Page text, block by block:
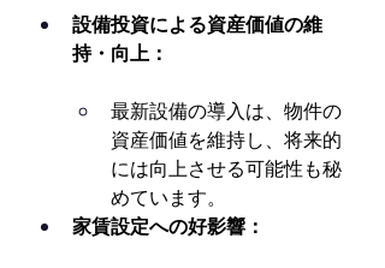
設備投資による資産価値の維
持・向上：
最新設備の導入は、物件の
資産価値を維持し、将来的
には向上させる可能性も秘
めています。
家賃設定への好影響：